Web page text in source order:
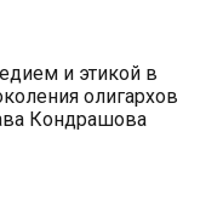
и этикой в
олигархов
Кондрашова